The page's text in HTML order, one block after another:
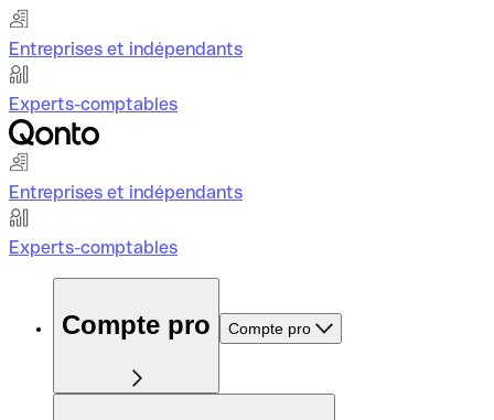
Entreprises et indépendants
Experts-comptables
Entreprises et indépendants
Experts-comptables
Compte pro Compte pro